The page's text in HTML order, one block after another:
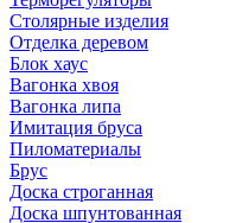
Столярные изделия
Отделка деревом
Блок хаус
Вагонка хвоя
Вагонка липа
Имитация бруса
Пиломатериалы
Брус
Доска строганная
Доска шпунтованная